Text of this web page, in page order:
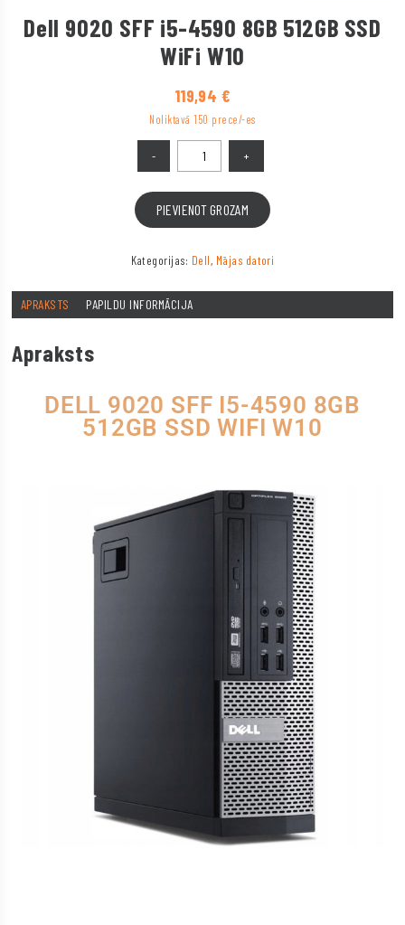
Dell 9020 SFF i5-4590 8GB 512GB SSD
WiFi W10
119,94 €
Noliktavā 150 prece/-es
PIEVIENOT GROZAM
Kategorijas: Dell, Mājas datori
APRAKSTS PAPILDU INFORMĀCIJA
Apraksts
DELL 9020 SFF I5-4590 8GB
512GB SSD WIFI W10